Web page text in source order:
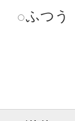
ふつう